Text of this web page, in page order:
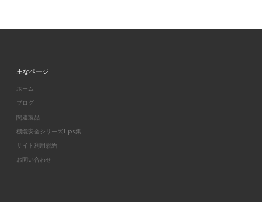
主なページ
ホーム
ブログ
関連製品
機能安全シリーズTips集
サイト利用規約
お問い合わせ